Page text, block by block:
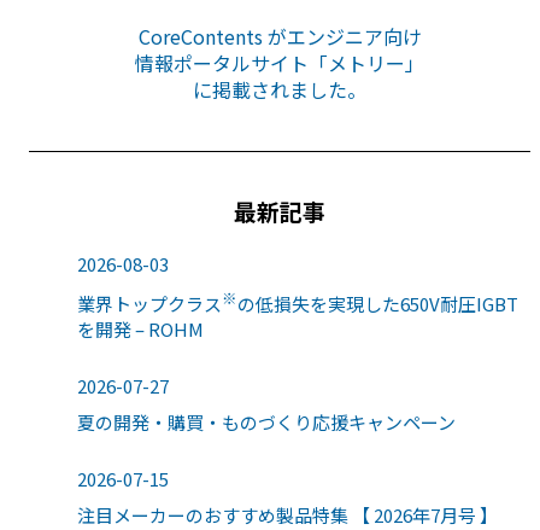
CoreContents がエンジニア向け
情報ポータルサイト「メトリー」
に掲載されました。
最新記事
2026-08-03
業界トップクラス※の低損失を実現した650V耐圧IGBT
を開発 – ROHM
2026-07-27
夏の開発・購買・ものづくり応援キャンペーン
2026-07-15
注目メーカーのおすすめ製品特集 【 2026年7月号 】